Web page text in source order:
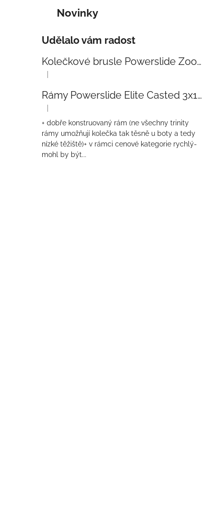
Novinky
Udělalo vám radost
Kolečkové brusle Powerslide Zoom Baby Blue 80
Hodnocení produktu je 5 z 5 hvězdiček.
|
Rámy Powerslide Elite Casted 3x110 Trinity 270mm
Hodnocení produktu je 4 z 5 hvězdiček.
|
+ dobře konstruovaný rám (ne všechny trinity
rámy umožňují kolečka tak těsně u boty a tedy
nízké těžiště)+ v rámci cenové kategorie rychlý-
mohl by být...